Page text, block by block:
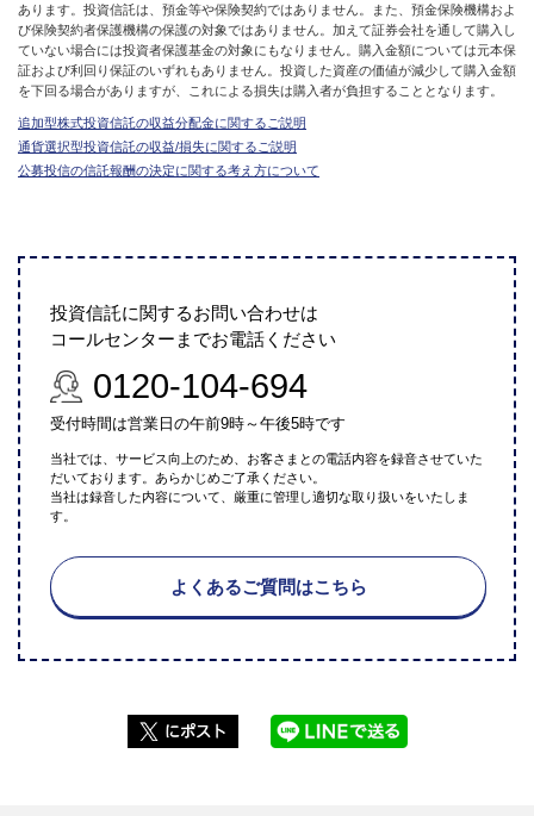
あります。投資信託は、預金等や保険契約ではありません。また、預金保険機構およ
び保険契約者保護機構の保護の対象ではありません。加えて証券会社を通して購入し
ていない場合には投資者保護基金の対象にもなりません。購入金額については元本保
証および利回り保証のいずれもありません。投資した資産の価値が減少して購入金額
を下回る場合がありますが、これによる損失は購入者が負担することとなります。
追加型株式投資信託の収益分配金に関するご説明
通貨選択型投資信託の収益/損失に関するご説明
公募投信の信託報酬の決定に関する考え方について
投資信託に関するお問い合わせは
コールセンターまでお電話ください
0120-104-694
受付時間は営業日の午前9時～午後5時です
当社では、サービス向上のため、お客さまとの電話内容を録音させていた
だいております。あらかじめご了承ください。
当社は録音した内容について、厳重に管理し適切な取り扱いをいたしま
す。
よくあるご質問はこちら